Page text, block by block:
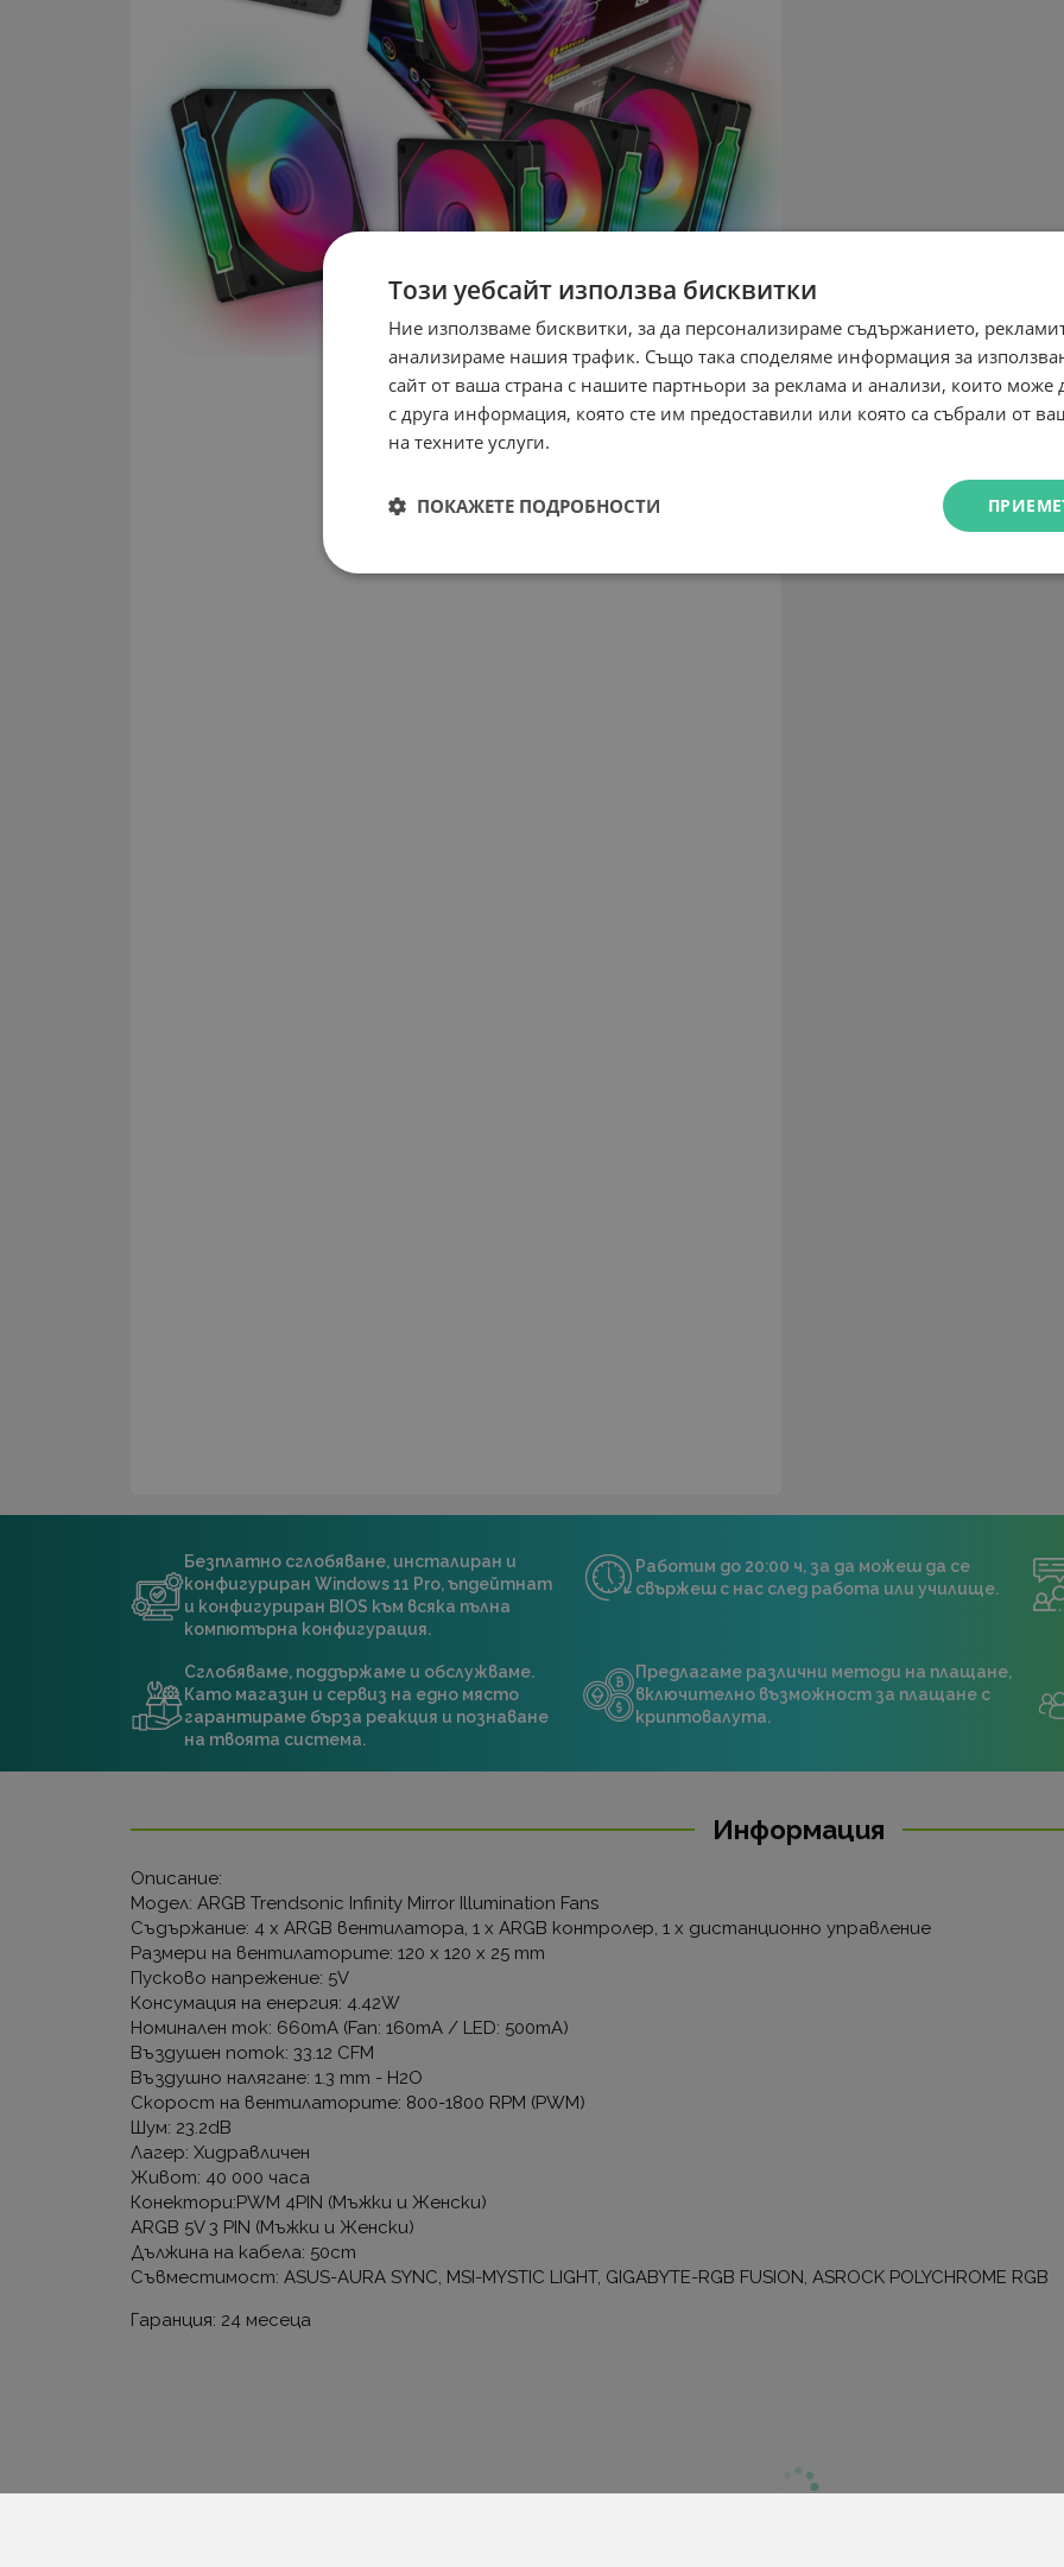
Безплатно сглобяване, инсталиран и
конфигуриран Windows 11 Pro, ъпдейтнат
и конфигуриран BIOS към всяка пълна
компютърна конфигурация.
Работим до 20:00 ч, за да можеш да се
свържеш с нас след работа или училище.
Сглобяваме, поддържаме и обслужваме.
Като магазин и сервиз на едно място
гарантираме бърза реакция и познаване
на твоята система.
Предлагаме различни методи на плащане,
включително възможност за плащане с
криптовалута.
Информация
Описание:
Модел: ARGB Trendsonic Infinity Mirror Illumination Fans
Съдържание: 4 х ARGB вентилатора, 1 х ARGB контролер, 1 х дистанционно управление
Размери на вентилаторите: 120 x 120 x 25 mm
Пусково напрежение: 5V
Консумация на енергия: 4.42W
Номинален ток: 660mA (Fan: 160mA / LED: 500mA)
Въздушен поток: 33.12 CFM
Въздушно налягане: 1.3 mm - H2O
Скорост на вентилаторите: 800-1800 RPM (PWM)
Шум: 23.2dB
Лагер: Хидравличен
Живот: 40 000 часа
Конектори:PWM 4PIN (Мъжки и Женски)
ARGB 5V 3 PIN (Мъжки и Женски)
Дължина на кабела: 50cm
Съвместимост: ASUS-AURA SYNC, MSI-MYSTIC LIGHT, GIGABYTE-RGB FUSION, ASROCK POLYCHROME RGB
Гаранция: 24 месеца
Този уебсайт използва бисквитки
Ние използваме бисквитки, за да персонализираме съдържанието,
анализираме нашия трафик. Също така споделяме информация за
сайт от ваша страна с нашите партньори за реклама и анализи, които може
с друга информация, която сте им предоставили или която са събрали от
на техните услуги.
ПОКАЖЕТЕ ПОДРОБНОСТИ